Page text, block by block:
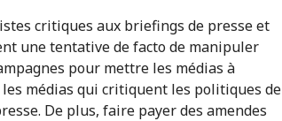
critiques aux briefings de presse et
une tentative de facto de manipuler
pour mettre les médias à
médias qui critiquent les politiques de
De plus, faire payer des amendes